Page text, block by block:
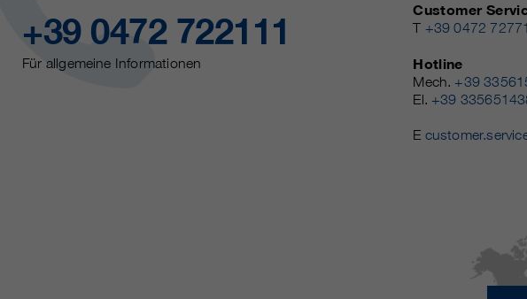
+39 0472 722111
Für allgemeine Informationen
Customer
T +39 0472
Hotline
Mech. +39
El. +39
E